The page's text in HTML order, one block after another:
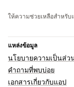
ให้ความช่วยเหลือสำหรับ
แหล่งข้อมูล
นโยบายความเป็นส่ว
คำถามที่พบบ่อย
เอกสารเกี่ยวกับแอป